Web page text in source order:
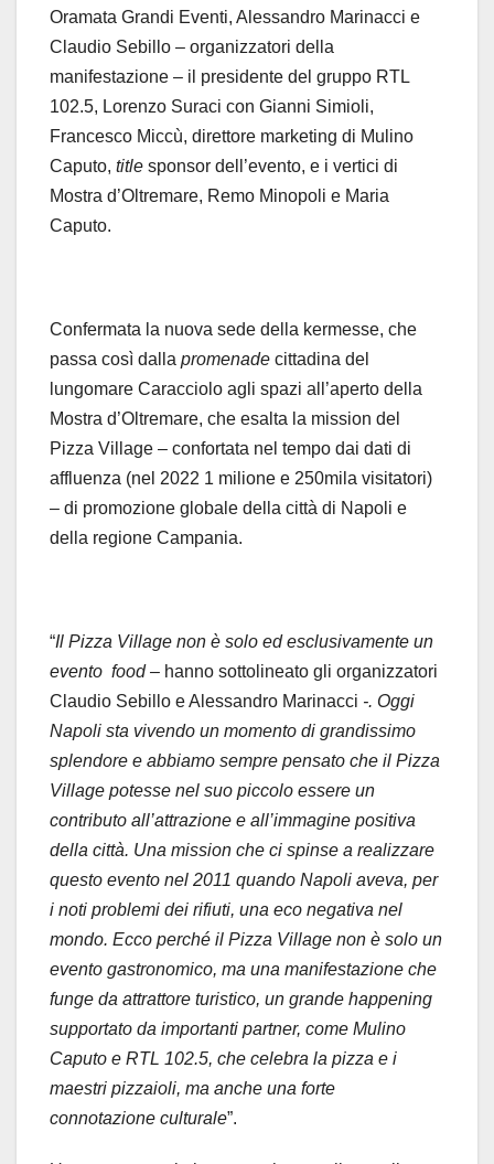
Oramata Grandi Eventi, Alessandro Marinacci e
Claudio Sebillo – organizzatori della
manifestazione – il presidente del gruppo RTL
102.5, Lorenzo Suraci con Gianni Simioli,
Francesco Miccù, direttore marketing di Mulino
Caputo, title sponsor dell’evento, e i vertici di
Mostra d’Oltremare, Remo Minopoli e Maria
Caputo.
Confermata la nuova sede della kermesse, che
passa così dalla promenade cittadina del
lungomare Caracciolo agli spazi all’aperto della
Mostra d’Oltremare, che esalta la mission del
Pizza Village – confortata nel tempo dai dati di
affluenza (nel 2022 1 milione e 250mila visitatori)
– di promozione globale della città di Napoli e
della regione Campania.
“Il Pizza Village non è solo ed esclusivamente un
evento food – hanno sottolineato gli organizzatori
Claudio Sebillo e Alessandro Marinacci -. Oggi
Napoli sta vivendo un momento di grandissimo
splendore e abbiamo sempre pensato che il Pizza
Village potesse nel suo piccolo essere un
contributo all’attrazione e all’immagine positiva
della città. Una mission che ci spinse a realizzare
questo evento nel 2011 quando Napoli aveva, per
i noti problemi dei rifiuti, una eco negativa nel
mondo. Ecco perché il Pizza Village non è solo un
evento gastronomico, ma una manifestazione che
funge da attrattore turistico, un grande happening
supportato da importanti partner, come Mulino
Caputo e RTL 102.5, che celebra la pizza e i
maestri pizzaioli, ma anche una forte
connotazione culturale”.